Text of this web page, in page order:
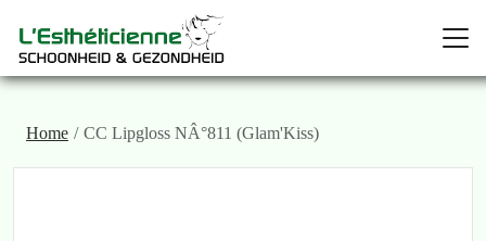
Home CC Lipgloss NÂ°811 (Glam'Kiss)